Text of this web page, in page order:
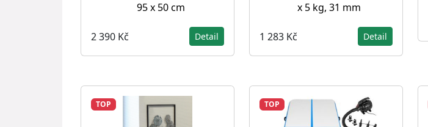
95 x 50 cm
2 390 Kč Detail
x 5 kg, 31 mm
1 283 Kč Detail
TOP TOP